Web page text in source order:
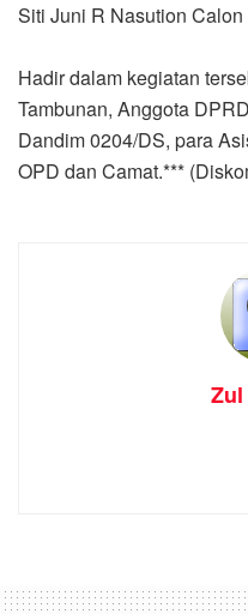
Siti Juni R Nasution
Hadir dalam kegiatan
Tambunan, Anggota
Dandim 0204/DS, para
OPD dan Camat.***